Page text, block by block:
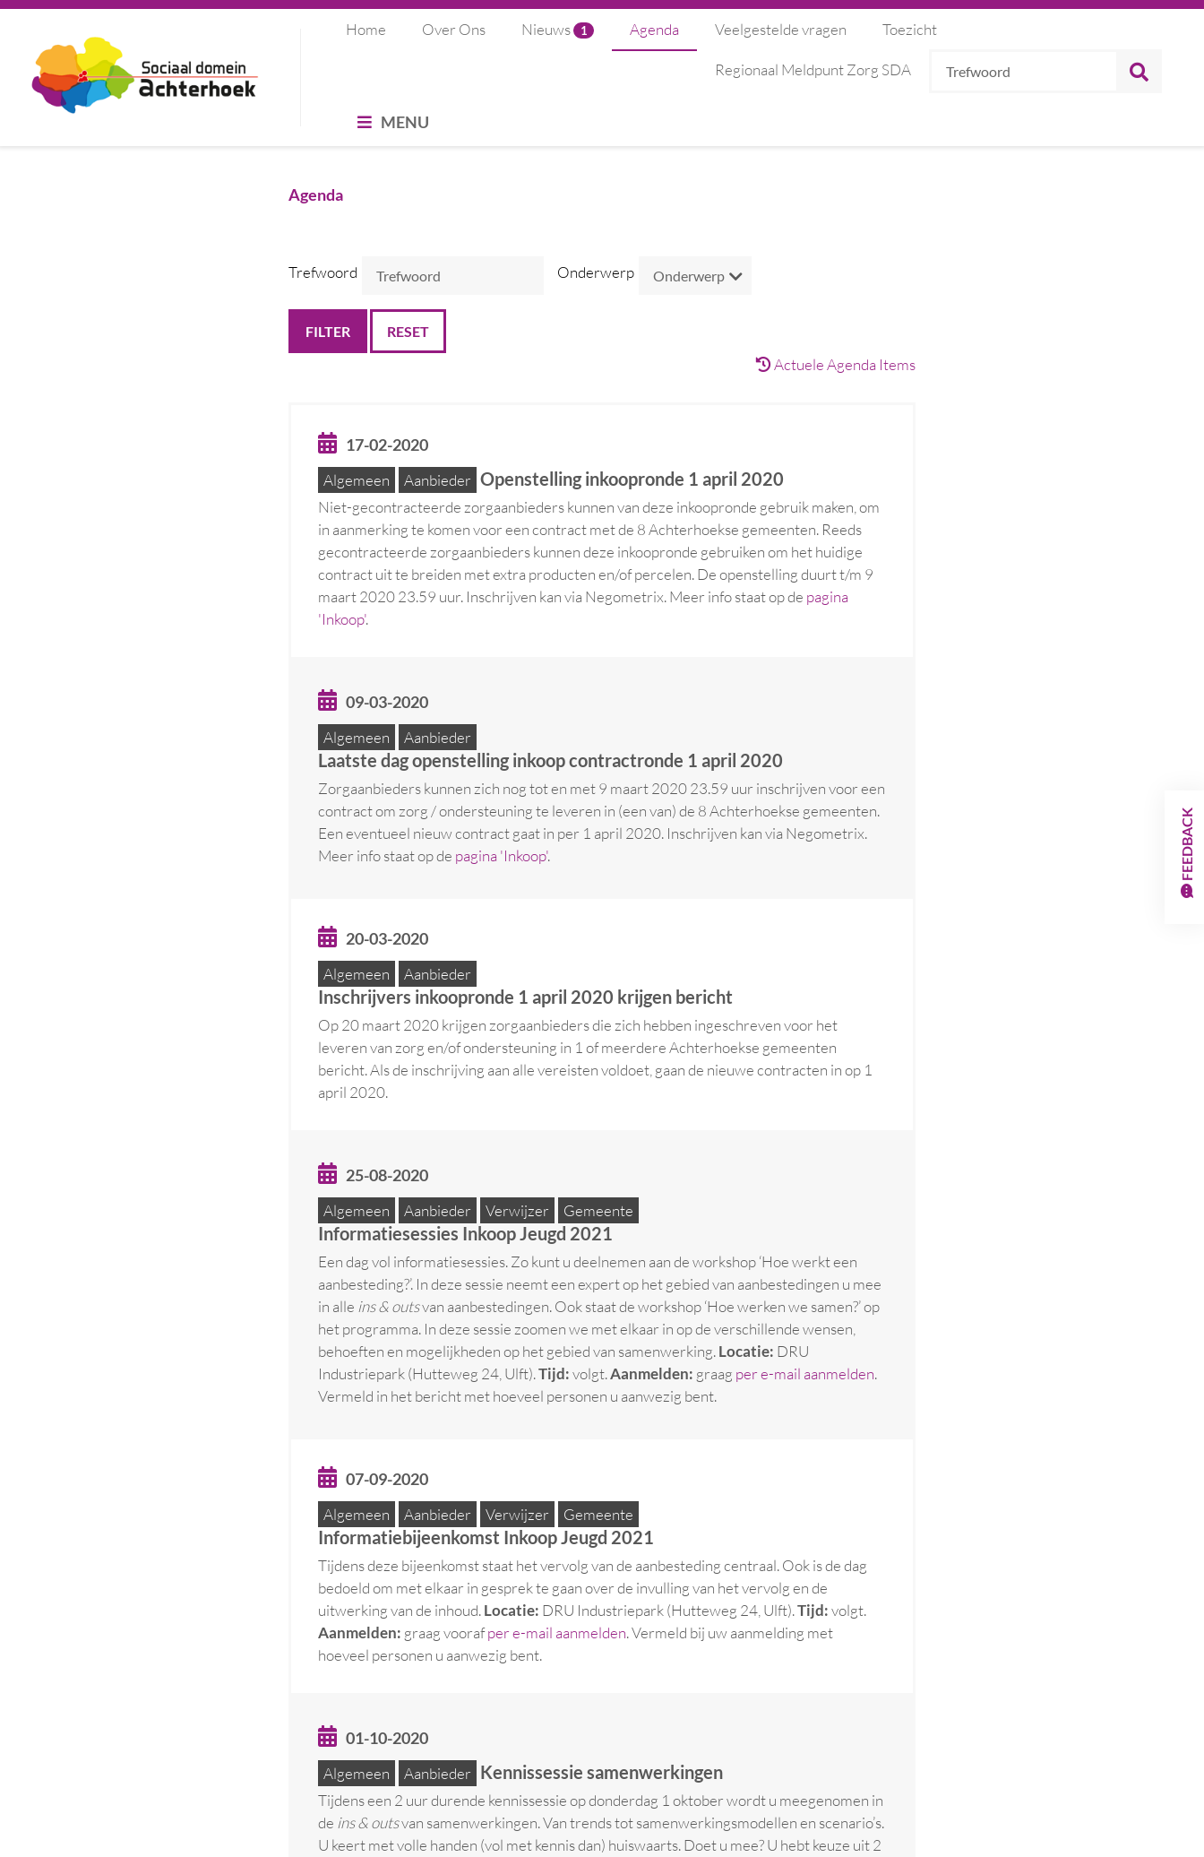
Home Over Ons Nieuws 1 Agenda Veelgestelde vragen Toezicht
Regionaal Meldpunt Zorg SDA Trefwoord
MENU
Agenda
Trefwoord Onderwerp
RESET
Actuele Agenda Items
17-02-2020
Algemeen Aanbieder Openstelling inkoopronde 1 april 2020
Niet-gecontracteerde zorgaanbieders kunnen van deze inkoopronde gebruik maken, om
in aanmerking te komen voor een contract met de 8 Achterhoekse gemeenten. Reeds
gecontracteerde zorgaanbieders kunnen deze inkoopronde gebruiken om het huidige
contract uit te breiden met extra producten en/of percelen. De openstelling duurt t/m 9
maart 2020 23.59 uur. Inschrijven kan via Negometrix. Meer info staat op de pagina
'Inkoop'.
09-03-2020
Algemeen Aanbieder
Laatste dag openstelling inkoop contractronde 1 april 2020
Zorgaanbieders kunnen zich nog tot en met 9 maart 2020 23.59 uur inschrijven voor een
contract om zorg / ondersteuning te leveren in (een van) de 8 Achterhoekse gemeenten.
Een eventueel nieuw contract gaat in per 1 april 2020. Inschrijven kan via Negometrix.
Meer info staat op de pagina 'Inkoop'.
20-03-2020
Algemeen Aanbieder
Inschrijvers inkoopronde 1 april 2020 krijgen bericht
Op 20 maart 2020 krijgen zorgaanbieders die zich hebben ingeschreven voor het
leveren van zorg en/of ondersteuning in 1 of meerdere Achterhoekse gemeenten
bericht. Als de inschrijving aan alle vereisten voldoet, gaan de nieuwe contracten in op 1
april 2020.
25-08-2020
Algemeen Aanbieder Verwijzer Gemeente
Informatiesessies Inkoop Jeugd 2021
Een dag vol informatiesessies. Zo kunt u deelnemen aan de workshop ‘Hoe werkt een
aanbesteding?’. In deze sessie neemt een expert op het gebied van aanbestedingen u mee
in alle ins & outsvan aanbestedingen. Ook staat de workshop ‘Hoe werken we samen?’ op
het programma. In deze sessie zoomen we met elkaar in op de verschillende wensen,
behoeften en mogelijkheden op het gebied van samenwerking.Locatie: DRU
Industriepark (Hutteweg 24, Ulft).Tijd:volgt.Aanmelden: graag per e-mail aanmelden.
Vermeld in het bericht met hoeveel personen u aanwezig bent.
07-09-2020
Algemeen Aanbieder Verwijzer Gemeente
Informatiebijeenkomst Inkoop Jeugd 2021
Tijdens deze bijeenkomst staat het vervolg van de aanbesteding centraal. Ook is de dag
bedoeld om met elkaar in gesprek te gaan over de invulling van het vervolg en de
uitwerking van de inhoud.Locatie: DRU Industriepark (Hutteweg 24, Ulft).Tijd:volgt.
Aanmelden: graag voorafper e-mail aanmelden. Vermeld bij uw aanmelding met
hoeveel personen u aanwezig bent.
01-10-2020
Algemeen Aanbieder Kennissessie samenwerkingen
Tijdens een 2 uur durende kennissessie op donderdag 1 oktober wordt u meegenomen in
de ins & outsvan samenwerkingen. Van trends tot samenwerkingsmodellen en scenario’s.
U keert met volle handen (vol met kennis dan) huiswaarts. Doet u mee? U hebt keuze uit 2
FEEDBACK